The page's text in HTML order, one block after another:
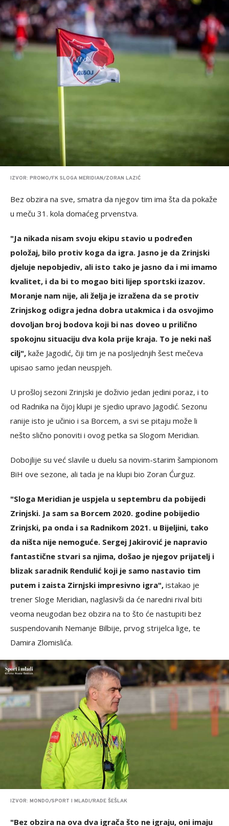
IZVOR: PROMO/FK SLOGA MERIDIAN/ZORAN LAZIĆ
Bez obzira na sve, smatra da njegov tim ima šta da pokaže
u meču 31. kola domaćeg prvenstva.
"Ja nikada nisam svoju ekipu stavio u podređen
položaj, bilo protiv koga da igra. Jasno je da Zrinjski
djeluje nepobjediv, ali isto tako je jasno da i mi imamo
kvalitet, i da bi to mogao biti lijep sportski izazov.
Moranje nam nije, ali želja je izražena da se protiv
Zrinjskog odigra jedna dobra utakmica i da osvojimo
dovoljan broj bodova koji bi nas doveo u prilično
spokojnu situaciju dva kola prije kraja. To je neki naš
cilj", kaže Jagodić, čiji tim je na posljednjih šest mečeva
upisao samo jedan neuspjeh.
U prošloj sezoni Zrinjski je doživio jedan jedini poraz, i to
od Radnika na čijoj klupi je sjedio upravo Jagodić. Sezonu
ranije isto je učinio i sa Borcem, a svi se pitaju može li
nešto slično ponoviti i ovog petka sa Slogom Meridian.
Dobojlije su već slavile u duelu sa novim-starim šampionom
BiH ove sezone, ali tada je na klupi bio Zoran Ćurguz.
"Sloga Meridian je uspjela u septembru da pobijedi
Zrinjski. Ja sam sa Borcem 2020. godine pobijedio
Zrinjski, pa onda i sa Radnikom 2021. u Bijeljini, tako
da ništa nije nemoguće. Sergej Jakirović je napravio
fantastične stvari sa njima, došao je njegov prijatelj i
blizak saradnik Rendulić koji je samo nastavio tim
putem i zaista Zirnjski impresivno igra", istakao je
trener Sloge Meridian, naglasivši da će naredni rival biti
veoma neugodan bez obzira na to što će nastupiti bez
suspendovanih Nemanje Bilbije, prvog strijelca lige, te
Damira Zlomislića.
IZVOR: MONDO/SPORT I MLADI/RADE ŠEŠLAK
"Bez obzira na ova dva igrača što ne igraju, oni imaju